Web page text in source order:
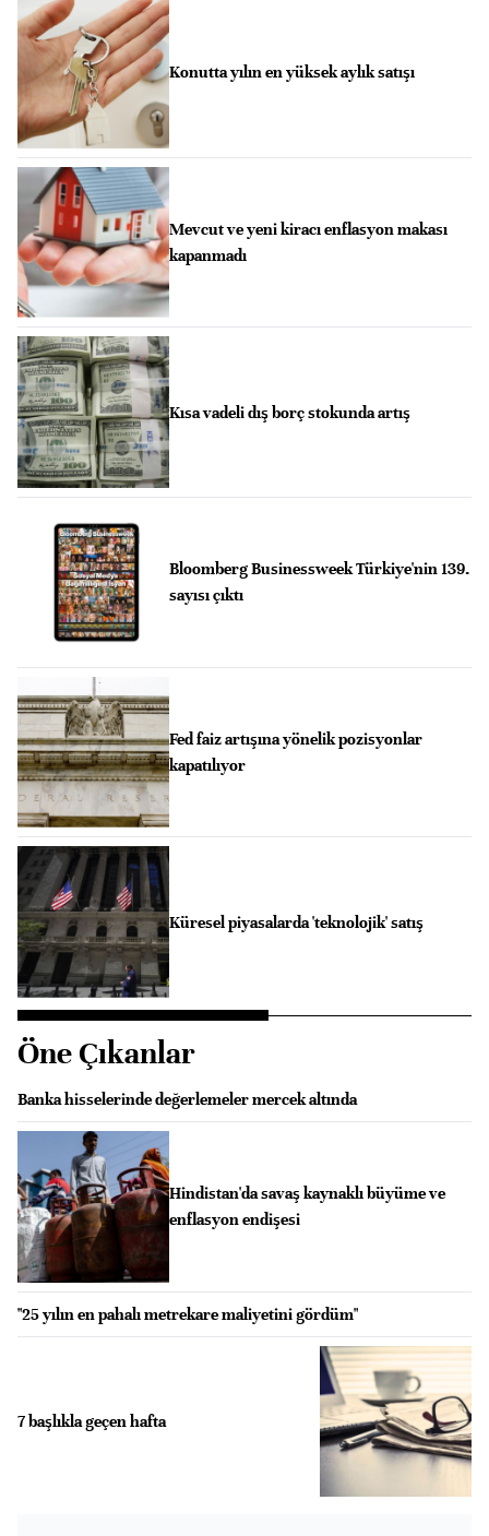
Konutta yılın en yüksek aylık satışı
Mevcut ve yeni kiracı enflasyon makası
kapanmadı
Kısa vadeli dış borç stokunda artış
Bloomberg Businessweek Türkiye'nin 139.
sayısı çıktı
Fed faiz artışına yönelik pozisyonlar
kapatılıyor
Küresel piyasalarda 'teknolojik' satış
Öne Çıkanlar
Banka hisselerinde değerlemeler mercek altında
Hindistan'da savaş kaynaklı büyüme ve
enflasyon endişesi
"25 yılın en pahalı metrekare maliyetini gördüm"
7 başlıkla geçen hafta